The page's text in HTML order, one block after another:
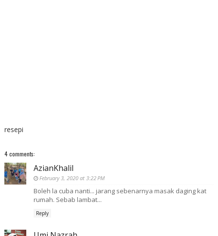
resepi
4 comments:
AzianKhalil
February 3, 2020 at 3:22 PM
Boleh la cuba nanti... jarang sebenarnya masak daging kat
rumah. Sebab lambat...
Reply